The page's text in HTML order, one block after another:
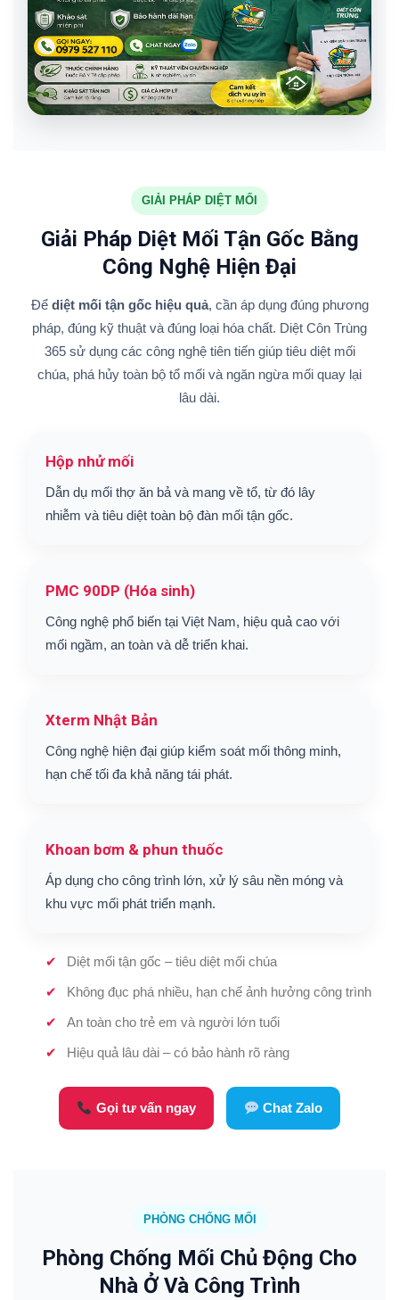
GIẢI PHÁP DIỆT MỐI
Giải Pháp Diệt Mối Tận Gốc Bằng
Công Nghệ Hiện Đại
Để diệt mối tận gốc hiệu quả, cần áp dụng đúng phương
pháp, đúng kỹ thuật và đúng loại hóa chất. Diệt Côn Trùng
365 sử dụng các công nghệ tiên tiến giúp tiêu diệt mối
chúa, phá hủy toàn bộ tổ mối và ngăn ngừa mối quay lại
lâu dài.
Hộp nhử mối
Dẫn dụ mối thợ ăn bả và mang về tổ, từ đó lây
nhiễm và tiêu diệt toàn bộ đàn mối tận gốc.
PMC 90DP (Hóa sinh)
Công nghệ phổ biến tại Việt Nam, hiệu quả cao với
mối ngầm, an toàn và dễ triển khai.
Xterm Nhật Bản
Công nghệ hiện đại giúp kiểm soát mối thông minh,
hạn chế tối đa khả năng tái phát.
Khoan bơm & phun thuốc
Áp dụng cho công trình lớn, xử lý sâu nền móng và
khu vực mối phát triển mạnh.
Diệt mối tận gốc – tiêu diệt mối chúa
Không đục phá nhiều, hạn chế ảnh hưởng công trình
An toàn cho trẻ em và người lớn tuổi
Hiệu quả lâu dài – có bảo hành rõ ràng
Gọi tư vấn ngay Chat Zalo
PHÒNG CHỐNG MỐI
Phòng Chống Mối Chủ Động Cho
Nhà Ở Và Công Trình